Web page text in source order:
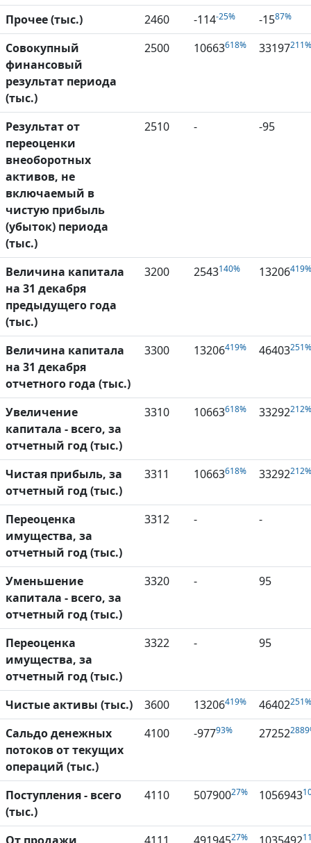
Прочее (тыс.) 2460 -114-25% -1587%
Совокупный
финансовый
результат периода
(тыс.)
2500 10663618% 33197211%
Результат от
переоценки
внеоборотных
активов, не
включаемый в
чистую прибыль
(убыток) периода
(тыс.)
2510 - -95
Величина капитала
на 31 декабря
предыдущего года
(тыс.)
3200 2543140% 13206419%
Величина капитала
на 31 декабря
отчетного года (тыс.)
3300 13206419% 46403251%
Увеличение
капитала - всего, за
отчетный год (тыс.)
3310 10663618% 33292212%
Чистая прибыль, за
отчетный год (тыс.)
3311 10663618% 33292212%
Переоценка
имущества, за
отчетный год (тыс.)
3312 - -
Уменьшение
капитала - всего, за
отчетный год (тыс.)
3320 - 95
Переоценка
имущества, за
отчетный год (тыс.)
3322 - 95
Чистые активы (тыс.) 3600 13206419% 46402251%
Сальдо денежных
потоков от текущих
операций (тыс.)
4100 -97793% 27252
Поступления - всего
(тыс.)
4110 50790027% 1056943
27%